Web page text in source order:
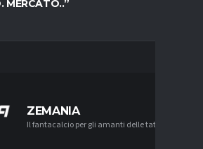
MERCATO..”
ZEMANIA
Il fantacalcio per gli amanti delle tattiche